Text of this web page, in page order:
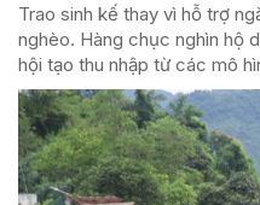
Trao sinh kế thay vì hỗ trợ
nghèo. Hàng chục nghìn hộ
hội tạo thu nhập từ các mô